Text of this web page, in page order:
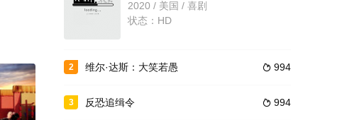
2020 / 美国 / 喜剧
状态：HD
2  994
维尔·达斯：大笑若愚
3  994
反恐追缉令